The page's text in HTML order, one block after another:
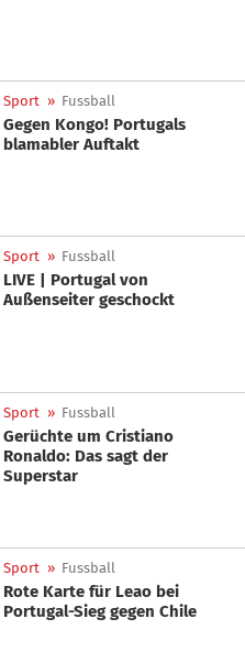
Sport » Fussball
Gegen Kongo! Portugals
blamabler Auftakt
Sport » Fussball
LIVE | Portugal von
Außenseiter geschockt
Sport » Fussball
Gerüchte um Cristiano
Ronaldo: Das sagt der
Superstar
Sport » Fussball
Rote Karte für Leao bei
Portugal-Sieg gegen Chile